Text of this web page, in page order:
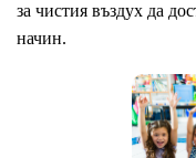
за чистия въздух да
начин.